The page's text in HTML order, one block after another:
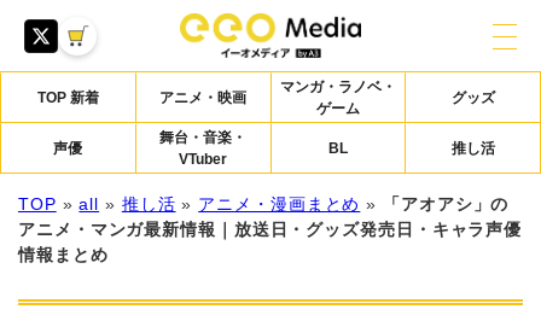
TOP 新着 アニメ・映画
マンガ・ラノベ・
ゲーム
グッズ
声優
舞台・音楽・
VTuber
BL 推し活
TOP »all » 推し活 » アニメ・漫画まとめ »
「アオアシ」の
アニメ・マンガ最新情報｜放送日・グッズ発売日・キャラ声優
情報まとめ